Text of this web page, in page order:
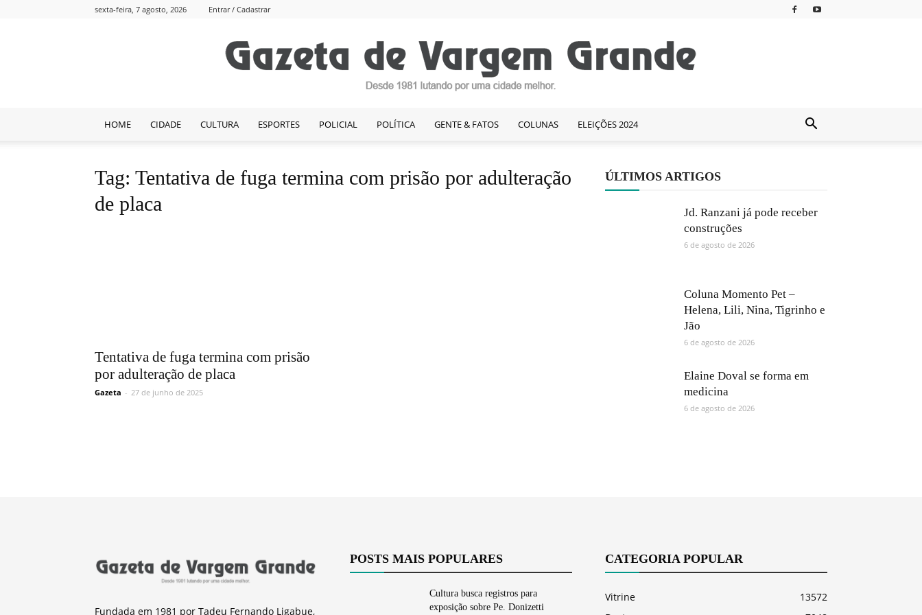
sexta-feira, 7 agosto, 2026 Entrar / Cadastrar
HOME CIDADE CULTURA ESPORTES POLICIAL POLÍTICA GENTE & FATOS COLUNAS ELEIÇÕES 2024
Tag: Tentativa de fuga termina com prisão por adulteração
de placa
Tentativa de fuga termina com prisão
por adulteração de placa
Gazeta - 27 de junho de 2025
ÚLTIMOS ARTIGOS
Jd. Ranzani já pode receber
construções
6 de agosto de 2026
Coluna Momento Pet –
Helena, Lili, Nina, Tigrinho e
Jão
6 de agosto de 2026
Elaine Doval se forma em
medicina
6 de agosto de 2026
Fundada em 1981 por Tadeu Fernando Ligabue,
POSTS MAIS POPULARES
Cultura busca registros para
exposição sobre Pe. Donizetti
CATEGORIA POPULAR
Vitrine
13572